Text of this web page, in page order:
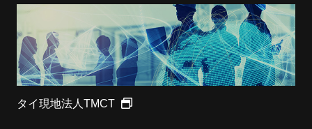
タイ現地法人TMCT